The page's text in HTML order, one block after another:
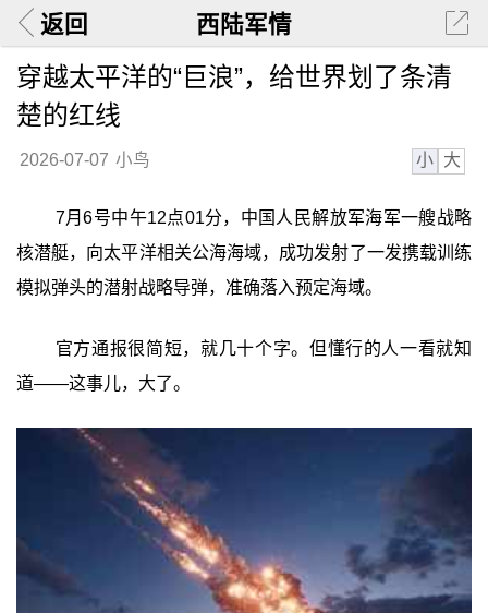
返回 西陆军情
穿越太平洋的“巨浪”，给世界划了条清
楚的红线
2026-07-07 小鸟 小 大
7月6号中午12点01分，中国人民解放军海军一艘战略
核潜艇，向太平洋相关公海海域，成功发射了一发携载训练
模拟弹头的潜射战略导弹，准确落入预定海域。
官方通报很简短，就几十个字。但懂行的人一看就知
道——这事儿，大了。